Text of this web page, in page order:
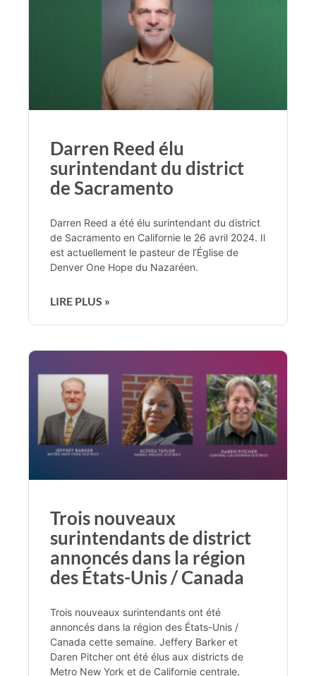
Darren Reed élu
surintendant du district
de Sacramento
Darren Reed a été élu surintendant du district
de Sacramento en Californie le 26 avril 2024. Il
est actuellement le pasteur de l’Église de
Denver One Hope du Nazaréen.
LIRE PLUS »
Trois nouveaux
surintendants de district
annoncés dans la région
des États-Unis / Canada
Trois nouveaux surintendants ont été
annoncés dans la région des États-Unis /
Canada cette semaine. Jeffery Barker et
Daren Pitcher ont été élus aux districts de
Metro New York et de Californie centrale,